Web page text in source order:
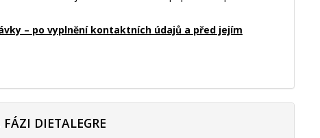
– po vyplnění kontaktních údajů a před jejím
DIETALEGRE